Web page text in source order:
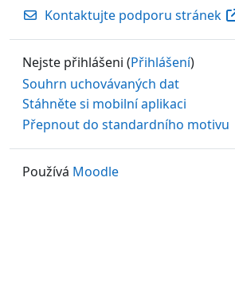
Kontaktujte podporu stránek
Nejste přihlášeni (Přihlášení)
Souhrn uchovávaných dat
Stáhněte si mobilní aplikaci
Přepnout do standardního motivu
Používá Moodle